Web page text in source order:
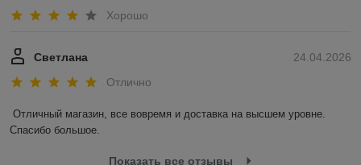
Хорошо
24.04.2026
Светлана
Отлично
Отличный магазин, все вовремя и доставка на высшем уровне.
Спасибо большое.
Показать все отзывы